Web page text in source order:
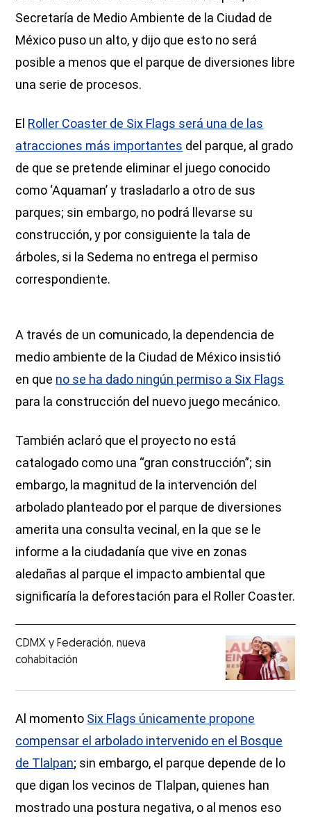
Secretaría de Medio Ambiente de la Ciudad de
México puso un alto, y dijo que esto no será
posible a menos que el parque de diversiones libre
una serie de procesos.
El Roller Coaster de Six Flags será una de las
atracciones más importantes del parque, al grado
de que se pretende eliminar el juego conocido
como ‘Aquaman’ y trasladarlo a otro de sus
parques; sin embargo, no podrá llevarse su
construcción, y por consiguiente la tala de
árboles, si la Sedema no entrega el permiso
correspondiente.
A través de un comunicado, la dependencia de
medio ambiente de la Ciudad de México insistió
en que no se ha dado ningún permiso a Six Flags
para la construcción del nuevo juego mecánico.
También aclaró que el proyecto no está
catalogado como una “gran construcción”; sin
embargo, la magnitud de la intervención del
arbolado planteado por el parque de diversiones
amerita una consulta vecinal, en la que se le
informe a la ciudadanía que vive en zonas
aledañas al parque el impacto ambiental que
significaría la deforestación para el Roller Coaster.
CDMX y Federación, nueva
cohabitación
Al momento Six Flags únicamente propone
compensar el arbolado intervenido en el Bosque
de Tlalpan; sin embargo, el parque depende de lo
que digan los vecinos de Tlalpan, quienes han
mostrado una postura negativa, o al menos eso